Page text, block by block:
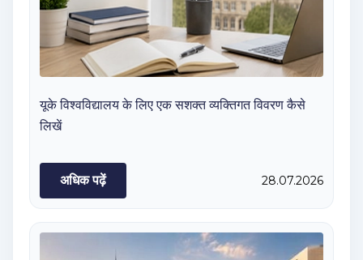
यूके विश्वविद्यालय के लिए एक सशक्त व्यक्तिगत विवरण कैसे
लिखें
अधिक पढ़ें 28.07.2026